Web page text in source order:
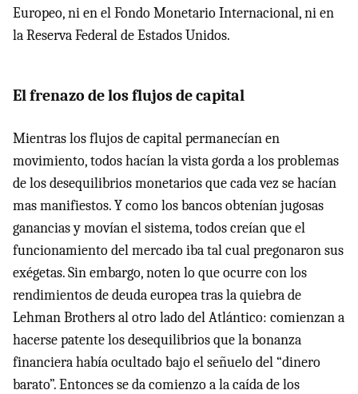
Europeo, ni en el Fondo Monetario Internacional, ni en
la Reserva Federal de Estados Unidos.
El frenazo de los flujos de capital
Mientras los flujos de capital permanecían en
movimiento, todos hacían la vista gorda a los problemas
de los desequilibrios monetarios que cada vez se hacían
mas manifiestos. Y como los bancos obtenían jugosas
ganancias y movían el sistema, todos creían que el
funcionamiento del mercado iba tal cual pregonaron sus
exégetas. Sin embargo, noten lo que ocurre con los
rendimientos de deuda europea tras la quiebra de
Lehman Brothers al otro lado del Atlántico: comienzan a
hacerse patente los desequilibrios que la bonanza
financiera había ocultado bajo el señuelo del “dinero
barato”. Entonces se da comienzo a la caída de los